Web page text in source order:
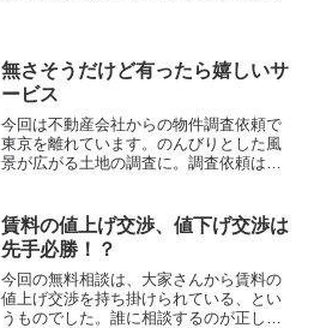
方は「ＦＸは、ハイリスク...
無さそうだけど有ったら嬉しいサ
ービス
今回は不動産会社からの物件調査依頼で
東京を離れています。のんびりとした風
景が広がる土地の調査に。調査依頼は、
のロータリーでもタクシーが待機してい
ない駅。物件に向かいなが...
賃料の値上げ交渉、値下げ交渉は
先手必勝！？
今回の無料相談は、大家さんから賃料の
値上げ交渉を持ち掛けられている、とい
うものでした。誰に相談するのが正しい